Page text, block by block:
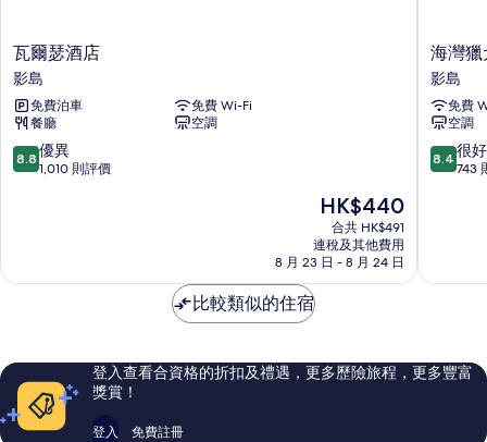
瓦
爾
瑟
酒
店
影
島
瓦爾瑟酒店
影島
免費泊車
免費 Wi-Fi
餐廳
空調
8.8
分
優
評
價
篇
評
8.8 優異
1,010 則評價
現
售
HK$440
HK$440
合共 HK$491
連稅及其他費用
8 月 23 日 - 8 月 24 日
海
灣
獵
犬
酒
店
影
海灣獵
影島
免費
空調
8.4
分
很
評
價
8.4 很好
743
比較類似的住宿
登入查看合資格的折扣及禮遇，更多歷險旅程，更多豐富
獎賞！
登入 免費註冊